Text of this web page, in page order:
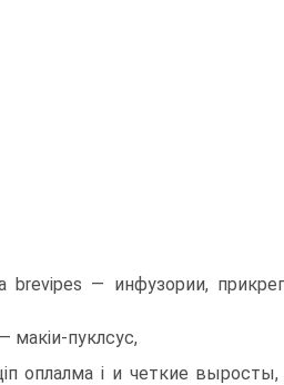
brevipes — инфузории,
макіи-пуклсус,
оплалма і и четкие